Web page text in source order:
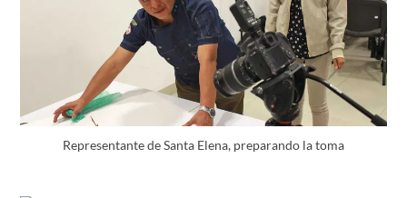
Representante de Santa Elena, preparando la toma